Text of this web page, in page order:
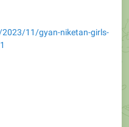
11/gyan-niketan-girls-